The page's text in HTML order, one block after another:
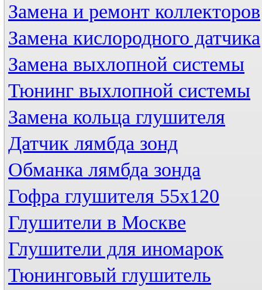
Замена и ремонт коллекторов
Замена кислородного датчика
Замена выхлопной системы
Тюнинг выхлопной системы
Замена кольца глушителя
Датчик лямбда зонд
Обманка лямбда зонда
Гофра глушителя 55х120
Глушители в Москве
Глушители для иномарок
Тюнинговый глушитель